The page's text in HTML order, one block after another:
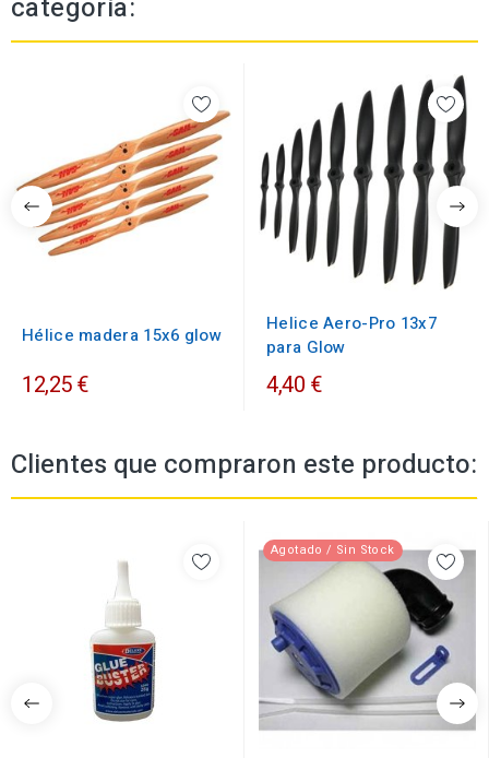
categoría:
Hélice madera 15x6 glow
12,25 €
Helice Aero-Pro 13x7
para Glow
4,40 €
Clientes que compraron este producto:
Agotado / Sin Stock